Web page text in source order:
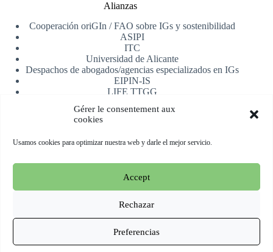
Gérer le consentement aux
cookies
Usamos cookies para optimizar nuestra web y darle el mejor servicio.
Accept
Rechazar
Preferencias
Alianzas
Cooperación oriGIn / FAO sobre IGs y sostenibilidad
ASIPI
ITC
Universidad de Alicante
Despachos de abogados/agencias especializados en IGs
EIPIN-IS
LIFE TTGG
Registrarse
Copyright © 2026 oriGIn | Organization for an International
Geographical Indications Network -Web alojada y manejada